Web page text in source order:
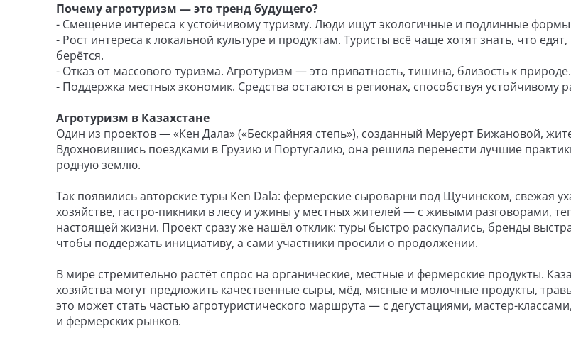
Почему агротуризм — это тренд будущего?
- Смещение интереса к устойчивому туризму. Люди ищут экологичные и подлинные
- Рост интереса к локальной культуре и продуктам. Туристы всё чаще хотят знать, что едят,
берётся.
- Отказ от массового туризма. Агротуризм — это приватность, тишина, близость к природе.
- Поддержка местных экономик. Средства остаются в регионах, способствуя устойчивому
Агротуризм в Казахстане
Один из проектов — «Кен Дала» («Бескрайняя степь»), созданный Меруерт Бижановой,
Вдохновившись поездками в Грузию и Португалию, она решила перенести лучшие
родную землю.
Так появились авторские туры Ken Dala: фермерские сыроварни под Щучинском, свежая
хозяйстве, гастро-пикники в лесу и ужины у местных жителей — с живыми разговорами,
настоящей жизни. Проект сразу же нашёл отклик: туры быстро раскупались, бренды
чтобы поддержать инициативу, а сами участники просили о продолжении.
В мире стремительно растёт спрос на органические, местные и фермерские продукты.
хозяйства могут предложить качественные сыры, мёд, мясные и молочные продукты,
это может стать частью агротуристического маршрута — с дегустациями, мастер-
и фермерских рынков.